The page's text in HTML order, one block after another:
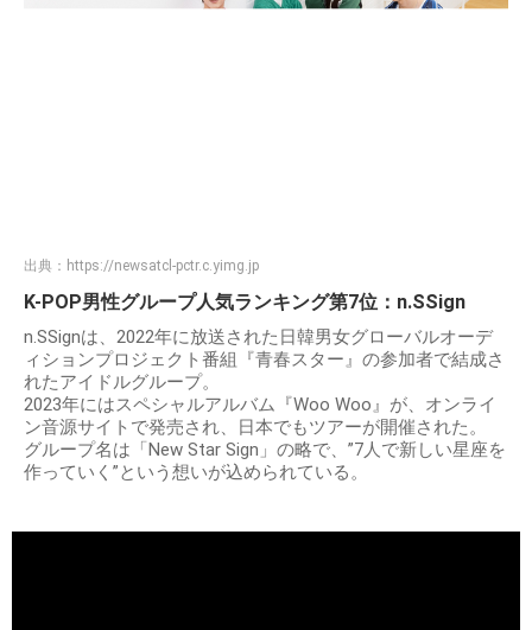
出典： https://newsatcl-pctr.c.yimg.jp
K-POP男性グループ人気ランキング第7位：n.SSign
n.SSignは、2022年に放送された日韓男女グローバルオーデ
ィションプロジェクト番組『青春スター』の参加者で結成さ
れたアイドルグループ。
2023年にはスペシャルアルバム『Woo Woo』が、オンライ
ン音源サイトで発売され、日本でもツアーが開催された。
グループ名は「New Star Sign」の略で、”7人で新しい星座を
作っていく”という想いが込められている。